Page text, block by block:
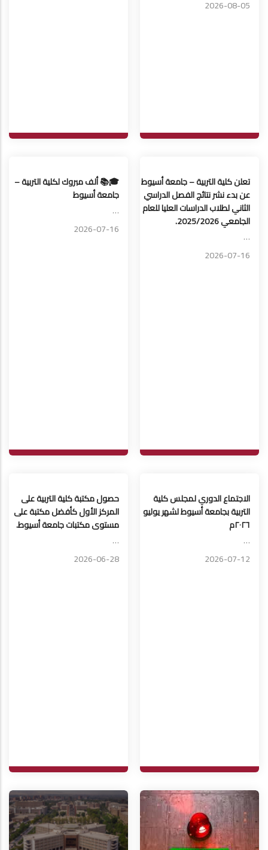
2026-08-05
تعلن كلية التربية – جامعة أسيوط
عن بدء نشر نتائج الفصل الدراسي
الثاني لطلاب الدراسات العليا للعام
الجامعي 2025/2026.
…
2026-07-16
🎓📚 ألف مبروك لكلية التربية –
جامعة أسيوط
…
2026-07-16
الاجتماع الدوري لمجلس كلية
التربية بجامعة أسيوط لشهر يوليو
٢٠٢٦م
…
2026-07-12
حصول مكتبة كلية التربية على
المركز الأول كأفضل مكتبة على
مستوى مكتبات جامعة أسيوط.
…
2026-06-28